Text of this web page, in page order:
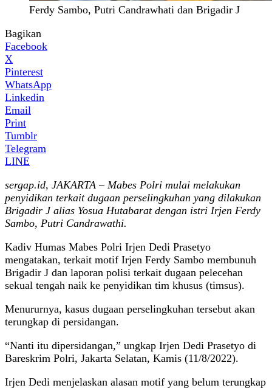
Ferdy Sambo, Putri Candrawhati dan Brigadir J
Bagikan
Facebook
X
Pinterest
WhatsApp
Linkedin
Email
Print
Tumblr
Telegram
LINE
sergap.id, JAKARTA – Mabes Polri mulai melakukan
penyidikan terkait dugaan perselingkuhan yang dilakukan
Brigadir J alias Yosua Hutabarat dengan istri Irjen Ferdy
Sambo, Putri Candrawathi.
Kadiv Humas Mabes Polri Irjen Dedi Prasetyo
mengatakan, terkait motif Irjen Ferdy Sambo membunuh
Brigadir J dan laporan polisi terkait dugaan pelecehan
sekual tengah naik ke penyidikan tim khusus (timsus).
Menururnya, kasus dugaan perselingkuhan tersebut akan
terungkap di persidangan.
“Nanti itu dipersidangan,” ungkap Irjen Dedi Prasetyo di
Bareskrim Polri, Jakarta Selatan, Kamis (11/8/2022).
Irjen Dedi menjelaskan alasan motif yang belum terungkap